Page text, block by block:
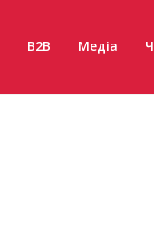
B2B Медіа